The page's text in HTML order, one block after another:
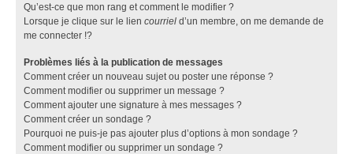
Qu’est-ce que mon rang et comment le modifier ?
Lorsque je clique sur le lien courriel d’un membre, on me demande de
me connecter !?
Problèmes liés à la publication de messages
Comment créer un nouveau sujet ou poster une réponse ?
Comment modifier ou supprimer un message ?
Comment ajouter une signature à mes messages ?
Comment créer un sondage ?
Pourquoi ne puis-je pas ajouter plus d’options à mon sondage ?
Comment modifier ou supprimer un sondage ?